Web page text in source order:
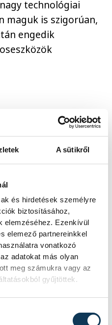
A sütikről
és hirdetések személyre
biztosításához,
elemzéséhez. Ezenkívül
elemező partnereinkkel
vonatkozó
adatokat más olyan
meg számukra vagy az
gyűjtöttek.
technológiai
maguk is szigorúan,
engedik
nem a
ha nem
Ez egybevág a
a
azt a
a cégek a
és mentális